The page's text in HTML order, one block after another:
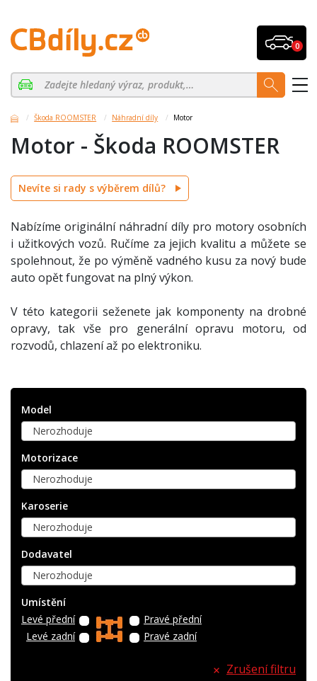
0
Škoda ROOMSTER Náhradní díly Motor
Motor - Škoda ROOMSTER
Nevíte si rady s výběrem dílů?
Nabízíme originální náhradní díly pro motory osobních
i užitkových vozů. Ručíme za jejich kvalitu a můžete se
spolehnout, že po výměně vadného kusu za nový bude
auto opět fungovat na plný výkon.
V této kategorii seženete jak komponenty na drobné
opravy, tak vše pro generální opravu motoru, od
rozvodů, chlazení až po elektroniku.
Model
Nerozhoduje
Motorizace
Nerozhoduje
Karoserie
Nerozhoduje
Dodavatel
Nerozhoduje
Umístění
Levé přední
Levé zadní
Pravé přední
Pravé zadní
Zrušení filtru